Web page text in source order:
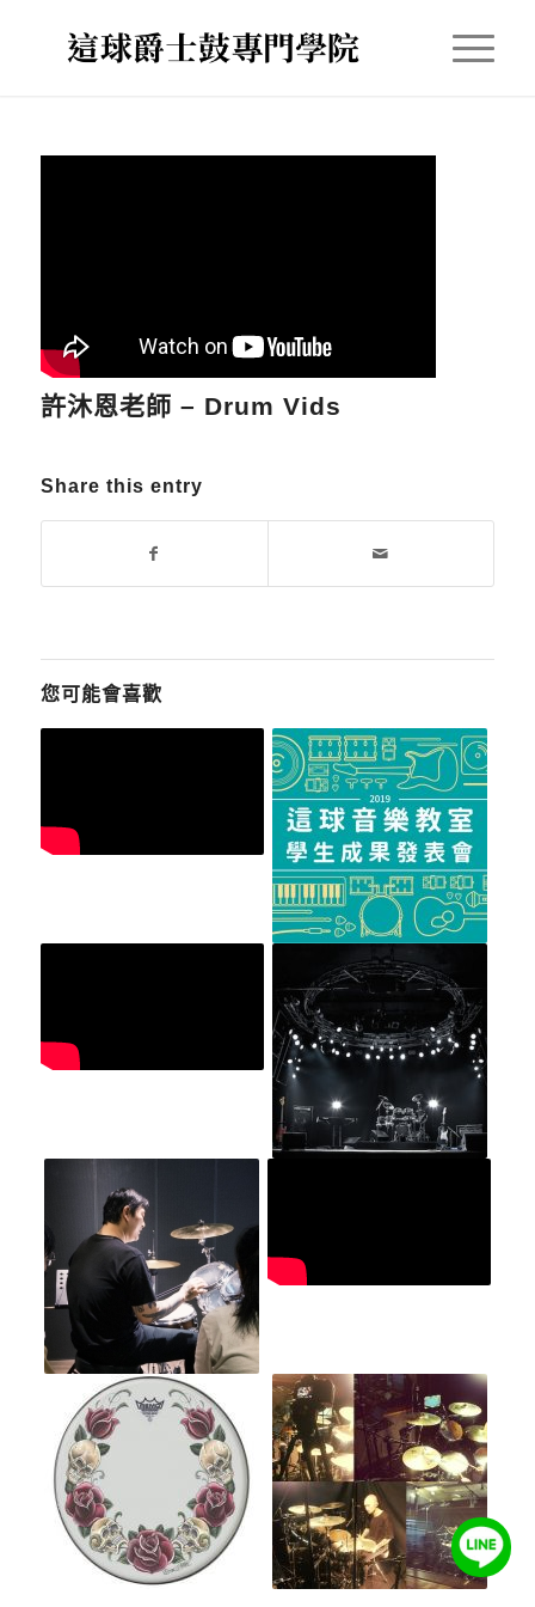
許沐恩老師 – Drum Vids
Share this entry
您可能會喜歡